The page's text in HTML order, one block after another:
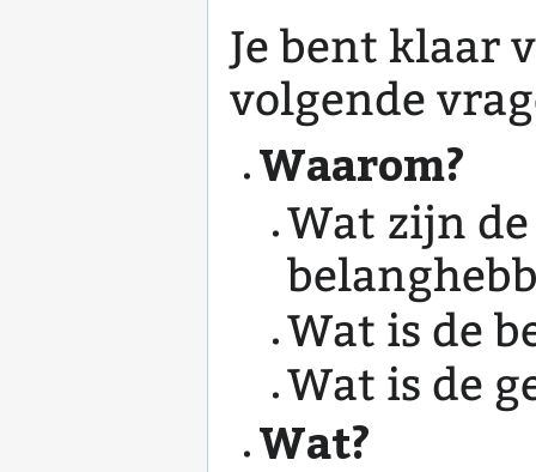
Je bent klaar
volgende
Waarom?
Wat zijn
Wat is de
Wat is de
Wat?